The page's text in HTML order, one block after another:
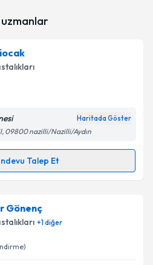
Haritada Göster
09800 nazilli/Nazilli/Aydın
Talep Et
Talebi
için randevu takvimi talebi
randevu almanız için bir
e-posta ile bilgilendireceğiz.
Gönenç
+1diğer